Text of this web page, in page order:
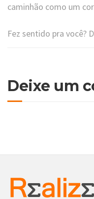
caminhão como um
Fez sentido pra você?
Deixe um